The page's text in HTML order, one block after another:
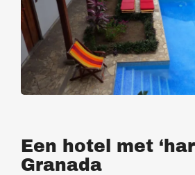
Een hotel met
Granada